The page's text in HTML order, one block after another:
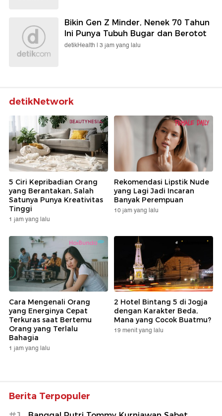
Bikin Gen Z Minder, Nenek 70 Tahun
Ini Punya Tubuh Bugar dan Berotot
detikHealth | 3 jam yang lalu
detikNetwork
5 Ciri Kepribadian Orang
yang Berantakan, Salah
Satunya Punya Kreativitas
Tinggi
1 jam yang lalu
Rekomendasi Lipstik Nude
yang Lagi Jadi Incaran
Banyak Perempuan
10 jam yang lalu
Cara Mengenali Orang
yang Energinya Cepat
Terkuras saat Bertemu
Orang yang Terlalu
Bahagia
1 jam yang lalu
2 Hotel Bintang 5 di Jogja
dengan Karakter Beda,
Mana yang Cocok Buatmu?
19 menit yang lalu
Berita Terpopuler